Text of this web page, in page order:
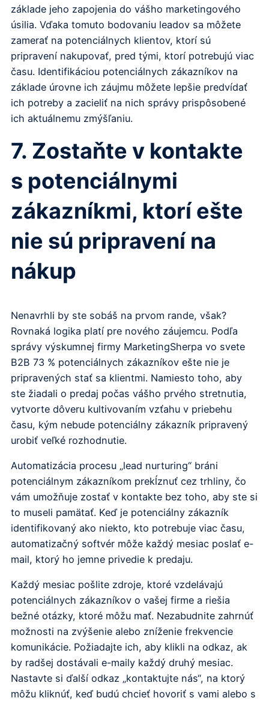
základe jeho zapojenia do vášho marketingového
úsilia. Vďaka tomuto bodovaniu leadov sa môžete
zamerať na potenciálnych klientov, ktorí sú
pripravení nakupovať, pred tými, ktorí potrebujú viac
času. Identifikáciou potenciálnych zákazníkov na
základe úrovne ich záujmu môžete lepšie predvídať
ich potreby a zacieliť na nich správy prispôsobené
ich aktuálnemu zmýšľaniu.
7. Zostaňte v kontakte
s potenciálnymi
zákazníkmi, ktorí ešte
nie sú pripravení na
nákup
Nenavrhli by ste sobáš na prvom rande, však?
Rovnaká logika platí pre nového záujemcu. Podľa
správy výskumnej firmy MarketingSherpa vo svete
B2B 73 % potenciálnych zákazníkov ešte nie je
pripravených stať sa klientmi. Namiesto toho, aby
ste žiadali o predaj počas vášho prvého stretnutia,
vytvorte dôveru kultivovaním vzťahu v priebehu
času, kým nebude potenciálny zákazník pripravený
urobiť veľké rozhodnutie.
Automatizácia procesu „lead nurturing“ bráni
potenciálnym zákazníkom prekĺznuť cez trhliny, čo
vám umožňuje zostať v kontakte bez toho, aby ste si
to museli pamätať. Keď je potenciálny zákazník
identifikovaný ako niekto, kto potrebuje viac času,
automatizačný softvér môže každý mesiac poslať e-
mail, ktorý ho jemne privedie k predaju.
Každý mesiac pošlite zdroje, ktoré vzdelávajú
potenciálnych zákazníkov o vašej firme a riešia
bežné otázky, ktoré môžu mať. Nezabudnite zahrnúť
možnosti na zvýšenie alebo zníženie frekvencie
komunikácie. Požiadajte ich, aby klikli na odkaz, ak
by radšej dostávali e-maily každý druhý mesiac.
Nastavte si ďalší odkaz „kontaktujte nás“, na ktorý
môžu kliknúť, keď budú chcieť hovoriť s vami alebo s